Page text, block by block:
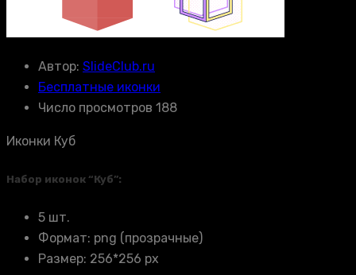
Автор: SlideClub.ru
Бесплатные иконки
Число просмотров 188
Иконки Куб
Набор иконок “Куб”:
5 шт.
Формат: png (прозрачные)
Размер: 256*256 px